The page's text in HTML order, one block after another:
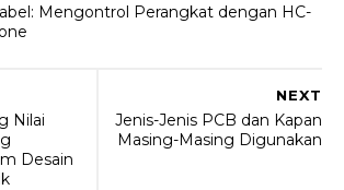
Mengontrol Perangkat dengan HC-
NEXT
Jenis-Jenis PCB dan Kapan
Masing-Masing Digunakan
Nilai
Desain